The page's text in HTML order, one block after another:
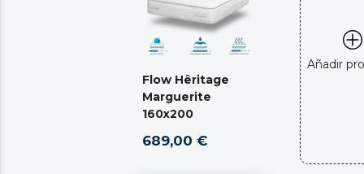
Flow Hêritage
Marguerite
160x200
689,00 €
Añadir